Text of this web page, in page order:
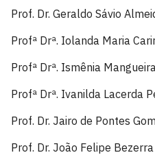
Prof. Dr. Geraldo Sávio
Profª Drª. Iolanda Maria
Profª Drª. Ismênia
Profª Drª. Ivanilda Lacerda
Prof. Dr. Jairo de Pontes
Prof. Dr. João Felipe Bezerra